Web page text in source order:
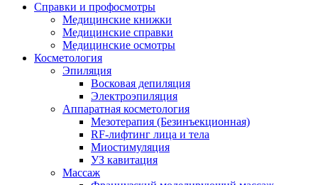
Справки и профосмотры
Медицинские книжки
Медицинские справки
Медицинские осмотры
Косметология
Эпиляция
Восковая депиляция
Электроэпиляция
Аппаратная косметология
Мезотерапия (Безинъекционная)
RF-лифтинг лица и тела
Миостимуляция
УЗ кавитация
Массаж